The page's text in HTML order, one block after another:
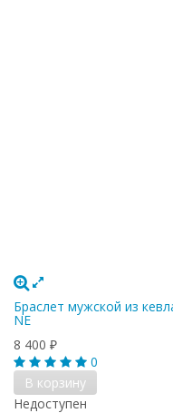
Браслет мужской из
NE
8 400 ₽
0
В корзину
Недоступен